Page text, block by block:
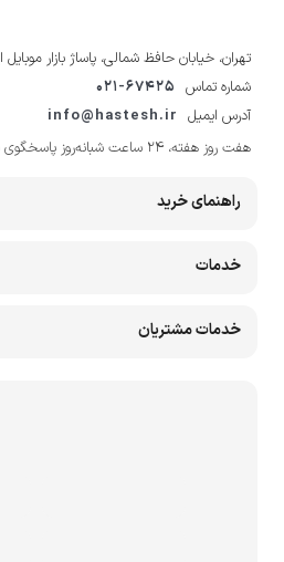
تهران، خیابان حافظ شمالی، پاساژ بازار موبایل
شماره تماس 021-67425
آدرس ایمیل info@hastesh.ir
هفت روز هفته، ۲۴ ساعت شبانه‌روز پاسخگوی شما هستیم.
راهنمای خرید
خدمات
خدمات مشتریان